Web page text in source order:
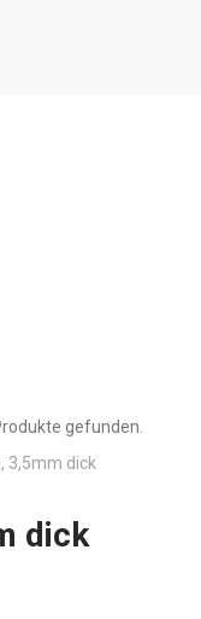
gefunden.
3,5mm dick
dick